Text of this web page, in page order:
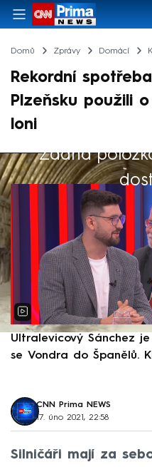
Domů Zprávy Domácí
Rekordní
Plzeňsku použili
loni
Žádná
Výběr redakce
Ultralevicový Sánchez
se Vondra do Španělů.
CNN Prima NEWS
17. úno 2021, 22:58
Silničáři mají za